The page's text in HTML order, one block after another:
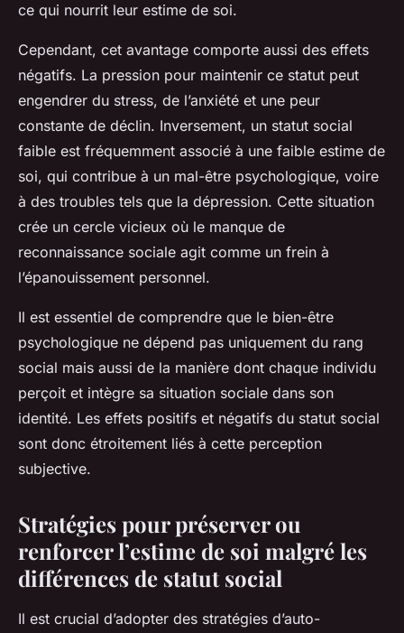
ce qui nourrit leur estime de soi.
Cependant, cet avantage comporte aussi des effets
négatifs. La pression pour maintenir ce statut peut
engendrer du stress, de l’anxiété et une peur
constante de déclin. Inversement, un statut social
faible est fréquemment associé à une faible estime de
soi, qui contribue à un mal-être psychologique, voire
à des troubles tels que la dépression. Cette situation
crée un cercle vicieux où le manque de
reconnaissance sociale agit comme un frein à
l’épanouissement personnel.
Il est essentiel de comprendre que le bien-être
psychologique ne dépend pas uniquement du rang
social mais aussi de la manière dont chaque individu
perçoit et intègre sa situation sociale dans son
identité. Les effets positifs et négatifs du statut social
sont donc étroitement liés à cette perception
subjective.
Stratégies pour préserver ou
renforcer l’estime de soi malgré les
différences de statut social
Il est crucial d’adopter des stratégies d’auto-